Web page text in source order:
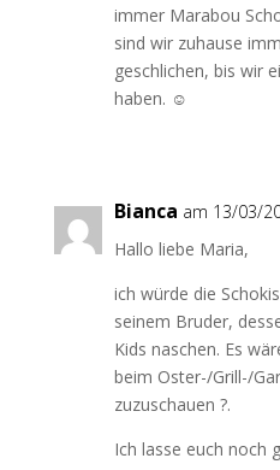
immer Marabou
sind wir zuhause
geschlichen, bis wir
haben. ☺️
Bianca am 13/03/
Hallo liebe Maria,
ich würde die
seinem Bruder,
Kids naschen. Es
beim Oster-/Grill-/
zuzuschauen ?.
Ich lasse euch noch